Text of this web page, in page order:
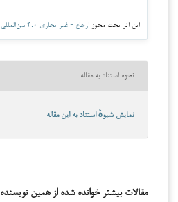
این اثر تحت مجوز ارجاع - غیر تجاری ۴.۰ بین‌المللی
نحوه استناد به مقاله
نمایش شیوهٔ استناد به این مقاله
مقالات بیشتر خوانده شده از همین نویسنده